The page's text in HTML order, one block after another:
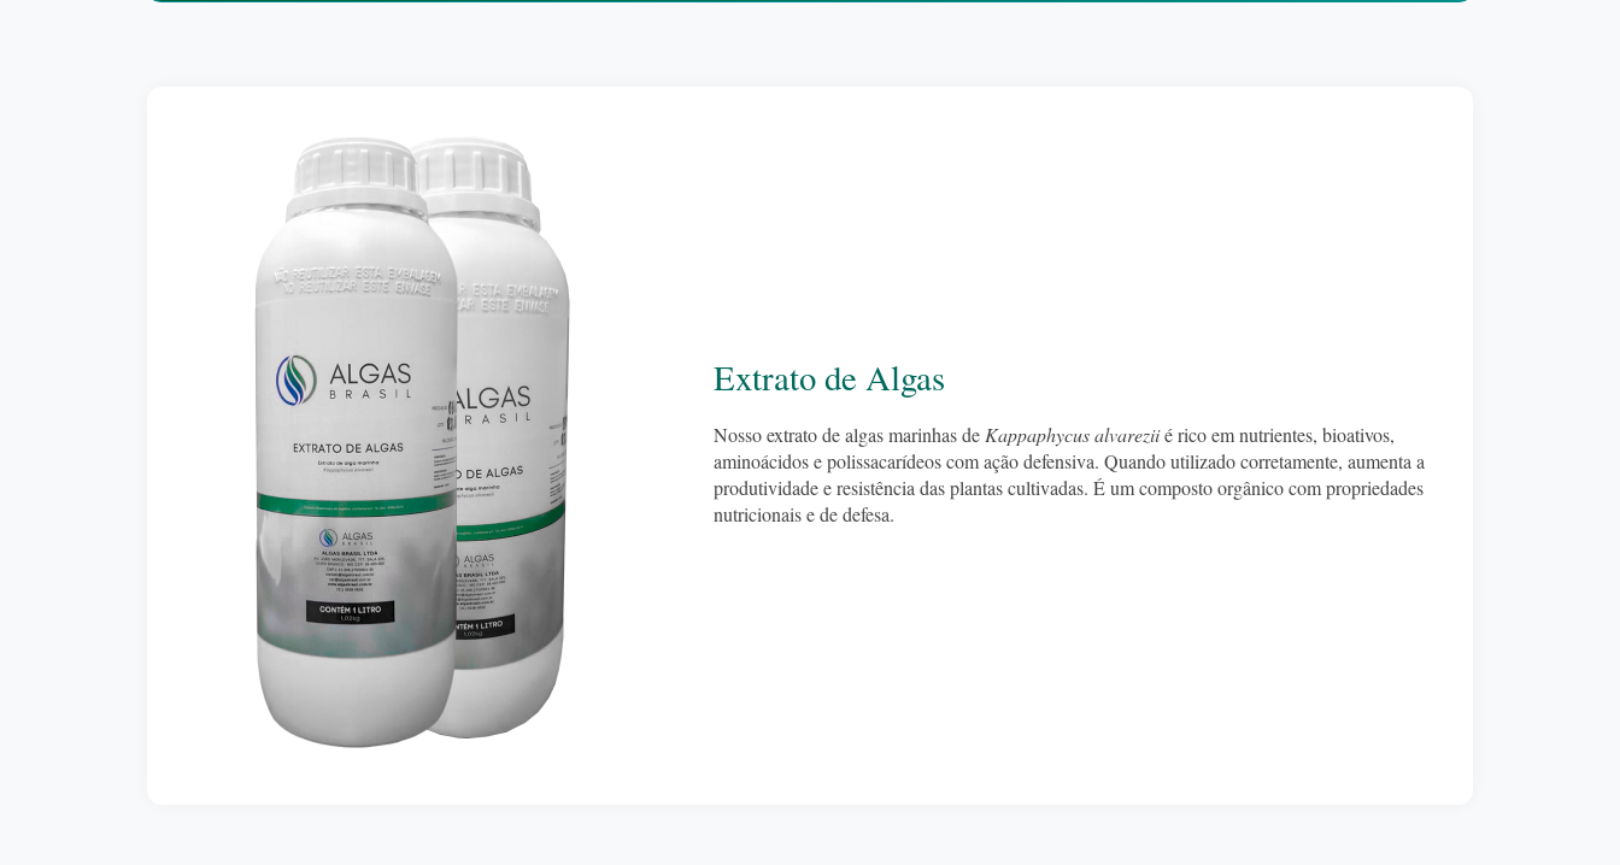
Extrato de Algas
Nosso extrato de algas marinhas deKappaphycus alvareziié rico em nutrientes, bioativos,
aminoácidos e polissacarídeos com ação defensiva. Quando utilizado corretamente, aumenta a
produtividade e resistência das plantas cultivadas. É um composto orgânico com propriedades
nutricionais e de defesa.